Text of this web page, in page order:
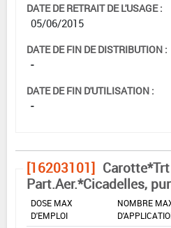
DATE DE RETRAIT DE L'USAGE :
05/06/2015
DATE DE FIN DE DISTRIBUTION :
-
DATE DE FIN D'UTILISATION :
-
[16203101] Carotte*Trt
Part.Aer.*Cicadelles,
DOSE MAX
D'EMPLOI
NOMBRE